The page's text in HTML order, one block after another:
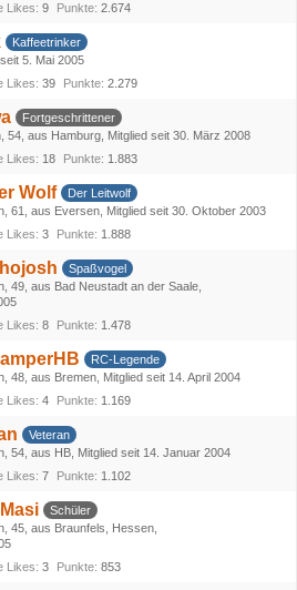
Likes 9 Punkte 2.674
Kaffeetrinker
5. Mai 2005
Likes 39 Punkte 2.279
Fortgeschrittener
54 aus Hamburg Mitglied seit 30. März 2008
Likes 18 Punkte 1.883
Wolf
Der Leitwolf
61 aus Eversen Mitglied seit 30. Oktober 2003
Likes 3 Punkte 1.888
Spaßvogel
49 aus Bad Neustadt an der Saale
Likes 8 Punkte 1.478
RC-Legende
48 aus Bremen Mitglied seit 14. April 2004
Likes 4 Punkte 1.169
Veteran
54 aus HB Mitglied seit 14. Januar 2004
Likes 7 Punkte 1.102
Schüler
45 aus Braunfels, Hessen
Likes 3 Punkte 853